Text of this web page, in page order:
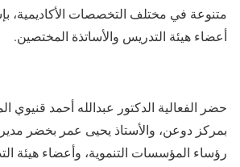
متنوعة في مختلف التخصصات الأكاديمية،
أعضاء هيئة التدريس والأساتذة المختصين.
​حضر الفعالية الدكتور عبدالله أحمد قنيوي
بمركز دوعن، والأستاذ يحيى عمر بخضر
رؤساء المؤسسات التنموية، وأعضاء هيئة